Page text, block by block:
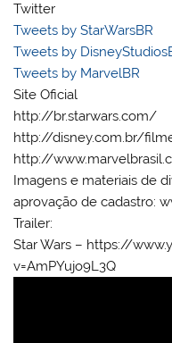
Twitter
Tweets by StarWarsBR
Tweets by
Tweets by MarvelBR
Site Oficial
http://br.starwars.com/
http://disney.com.br/
http://
Imagens e materiais de
aprovação de cadastro:
Trailer:
Star Wars – https://
v=AmPYujo9L3Q